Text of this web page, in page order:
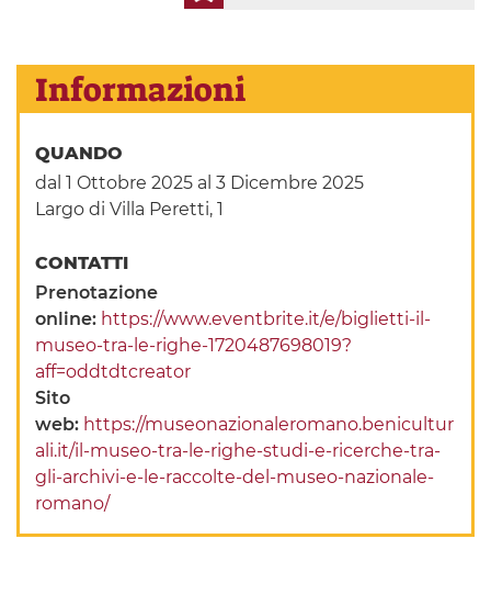
Informazioni
QUANDO
dal 1 Ottobre 2025 al 3 Dicembre 2025
Largo di Villa Peretti, 1
CONTATTI
Prenotazione
online: https://www.eventbrite.it/e/biglietti-il-
museo-tra-le-righe-1720487698019?
aff=oddtdtcreator
Sito
web: https://museonazionaleromano.benicultur
ali.it/il-museo-tra-le-righe-studi-e-ricerche-tra-
gli-archivi-e-le-raccolte-del-museo-nazionale-
romano/